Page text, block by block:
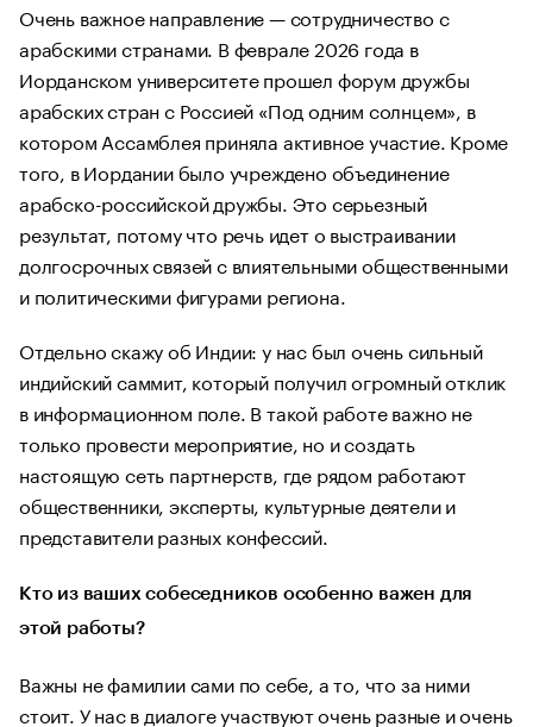
Очень важное направление — сотрудничество с
арабскими странами. В феврале 2026 года в
Иорданском университете прошел форум дружбы
арабских стран с Россией «Под одним солнцем», в
котором Ассамблея приняла активное участие. Кроме
того, в Иордании было учреждено объединение
арабско-российской дружбы. Это серьезный
результат, потому что речь идет о выстраивании
долгосрочных связей с влиятельными общественными
и политическими фигурами региона.
Отдельно скажу об Индии: у нас был очень сильный
индийский саммит, который получил огромный отклик
в информационном поле. В такой работе важно не
только провести мероприятие, но и создать
настоящую сеть партнерств, где рядом работают
общественники, эксперты, культурные деятели и
представители разных конфессий.
Кто из ваших собеседников особенно важен для
этой работы?
Важны не фамилии сами по себе, а то, что за ними
стоит. У нас в диалоге участвуют очень разные и очень